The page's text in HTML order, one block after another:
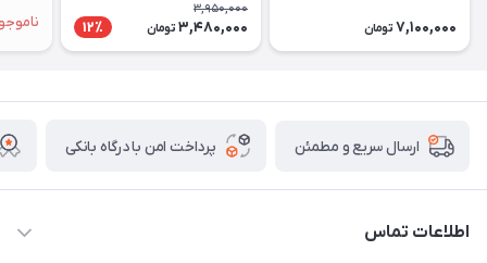
7,100,000 تومان
3,950,000
3,480,000 تومان 12٪
ارسال سریع و مطمئن پرداخت امن با درگاه بانکی
اطلاعات تماس